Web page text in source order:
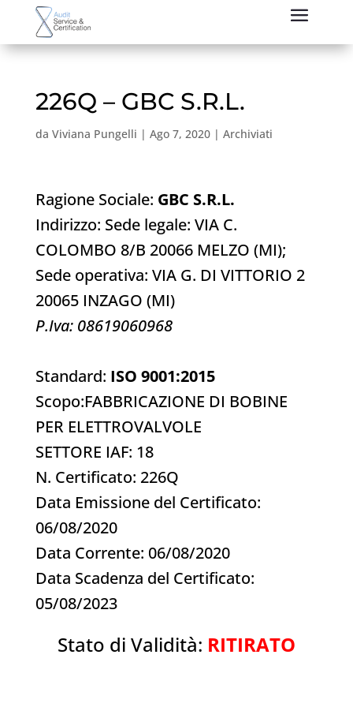
226Q – GBC S.R.L.
da Viviana Pungelli | Ago 7, 2020| Archiviati
Ragione Sociale: GBC S.R.L.
Indirizzo: Sede legale: VIA C.
COLOMBO 8/B 20066 MELZO (MI);
Sede operativa: VIA G. DI VITTORIO 2
20065 INZAGO (MI)
P.Iva: 08619060968
Standard: ISO 9001:2015
Scopo:FABBRICAZIONE DI BOBINE
PER ELETTROVALVOLE
SETTORE IAF: 18
N. Certificato: 226Q
Data Emissione del Certificato:
06/08/2020
Data Corrente: 06/08/2020
Data Scadenza del Certificato:
05/08/2023
Stato di Validità: RITIRATO